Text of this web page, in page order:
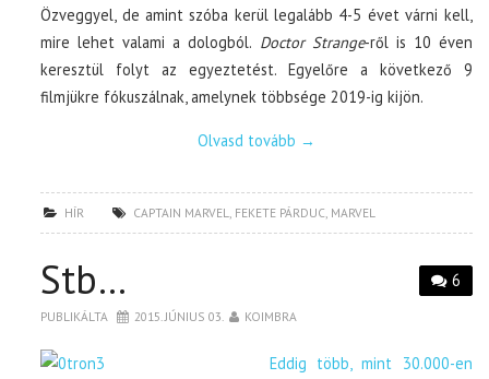
Özveggyel, de amint szóba kerül legalább 4-5 évet várni kell,
mire lehet valami a dologból. Doctor Strange-ről is 10 éven
keresztül folyt az egyeztetést. Egyelőre a következő 9
filmjükre fókuszálnak, amelynek többsége 2019-ig kijön.
Olvasd tovább →
HÍR CAPTAIN MARVEL, FEKETE PÁRDUC, MARVEL
6
Stb…
PUBLIKÁLTA 2015. JÚNIUS 03. KOIMBRA
Eddig több, mint 30.000-en